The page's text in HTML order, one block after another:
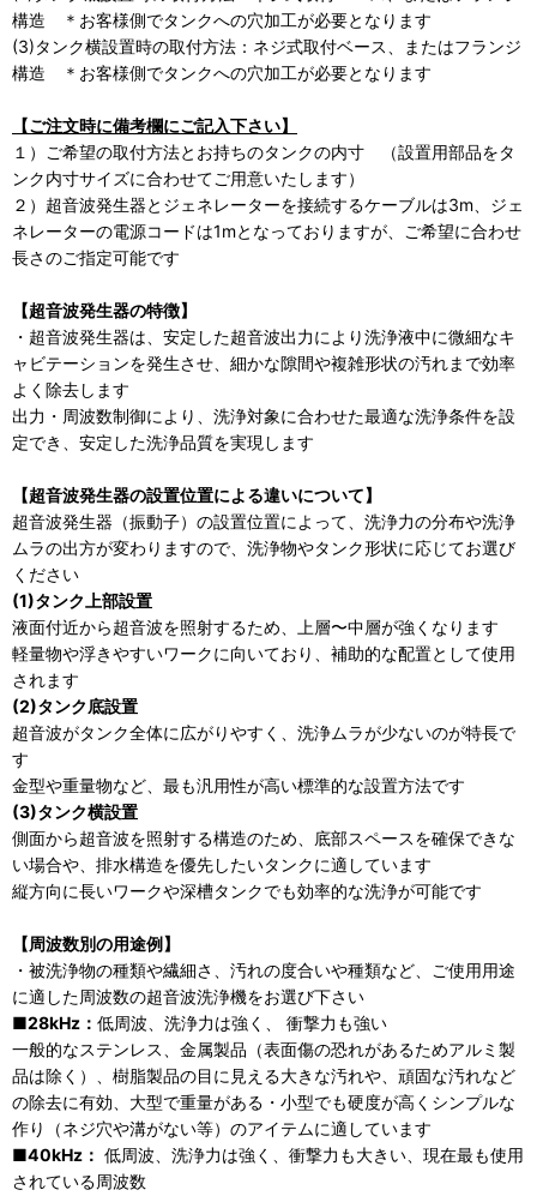
構造 ＊お客様側でタンクへの穴加工が必要となります
(3)タンク横設置時の取付方法：ネジ式取付ベース、またはフランジ
構造 ＊お客様側でタンクへの穴加工が必要となります
【ご注文時に備考欄にご記入下さい】
１）ご希望の取付方法とお持ちのタンクの内寸 （設置用部品をタ
ンク内寸サイズに合わせてご用意いたします）
２）超音波発生器とジェネレーターを接続するケーブルは3m、ジェ
ネレーターの電源コードは1mとなっておりますが、ご希望に合わせ
長さのご指定可能です
【超音波発生器の特徴】
・超音波発生器は、安定した超音波出力により洗浄液中に微細なキ
ャビテーションを発生させ、細かな隙間や複雑形状の汚れまで効率
よく除去します
出力・周波数制御により、洗浄対象に合わせた最適な洗浄条件を設
定でき、安定した洗浄品質を実現します
【超音波発生器の設置位置による違いについて】
超音波発生器（振動子）の設置位置によって、洗浄力の分布や洗浄
ムラの出方が変わりますので、洗浄物やタンク形状に応じてお選び
ください
(1)タンク上部設置
液面付近から超音波を照射するため、上層〜中層が強くなります
軽量物や浮きやすいワークに向いており、補助的な配置として使用
されます
(2)タンク底設置
超音波がタンク全体に広がりやすく、洗浄ムラが少ないのが特長で
す
金型や重量物など、最も汎用性が高い標準的な設置方法です
(3)タンク横設置
側面から超音波を照射する構造のため、底部スペースを確保できな
い場合や、排水構造を優先したいタンクに適しています
縦方向に長いワークや深槽タンクでも効率的な洗浄が可能です
【周波数別の用途例】
・被洗浄物の種類や繊細さ、汚れの度合いや種類など、ご使用用途
に適した周波数の超音波洗浄機をお選び下さい
■28kHz： 低周波、洗浄力は強く、 衝撃力も強い
一般的なステンレス、金属製品（表面傷の恐れがあるためアルミ製
品は除く）、樹脂製品の目に見える大きな汚れや、頑固な汚れなど
の除去に有効、大型で重量がある・小型でも硬度が高くシンプルな
作り（ネジ穴や溝がない等）のアイテムに適しています
■40kHz： 低周波、洗浄力は強く、衝撃力も大きい、現在最も使用
されている周波数